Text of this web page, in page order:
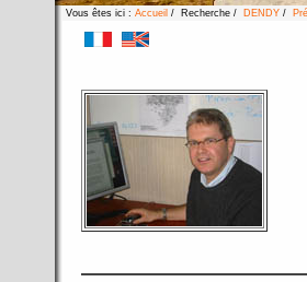
Vous êtes ici : Accueil / Recherche / DENDY /